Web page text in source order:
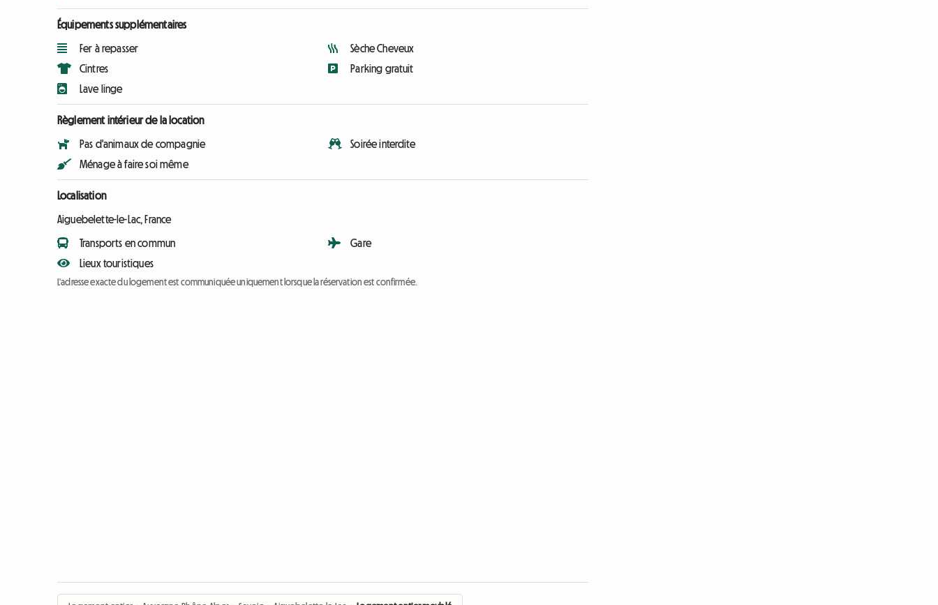
Équipements supplémentaires
Fer à repasser
Cintres
Lave linge
Sèche Cheveux
Parking gratuit
Règlement intérieur de la location
Pas d'animaux de compagnie
Ménage à faire soi même
Soirée interdite
Localisation
Aiguebelette-le-Lac, France
Transports en commun
Lieux touristiques
Gare
L'adresse exacte du logement est communiquée uniquement lorsque la réservation est confirmée.